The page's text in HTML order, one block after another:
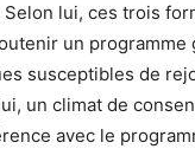
Selon lui, ces trois
un
susceptibles de
un climat de
avec le